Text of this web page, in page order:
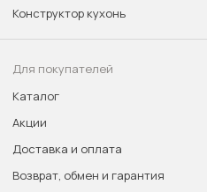
Конструктор кухонь
Для покупателей
Каталог
Акции
Доставка и оплата
Возврат, обмен и гарантия